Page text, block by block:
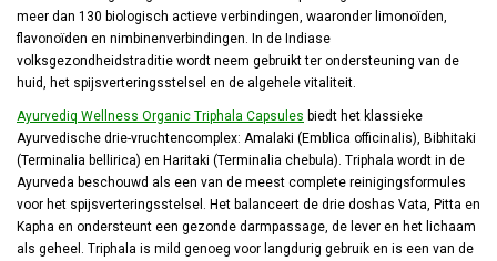
meer dan 130 biologisch actieve verbindingen, waaronder limonoïden,
flavonoïden en nimbinenverbindingen. In de Indiase
volksgezondheidstraditie wordt neem gebruikt ter ondersteuning van de
huid, het spijsverteringsstelsel en de algehele vitaliteit.
Ayurvediq Wellness Organic Triphala Capsules biedt het klassieke
Ayurvedische drie-vruchtencomplex: Amalaki (Emblica officinalis), Bibhitaki
(Terminalia bellirica) en Haritaki (Terminalia chebula). Triphala wordt in de
Ayurveda beschouwd als een van de meest complete reinigingsformules
voor het spijsverteringsstelsel. Het balanceert de drie doshas Vata, Pitta en
Kapha en ondersteunt een gezonde darmpassage, de lever en het lichaam
als geheel. Triphala is mild genoeg voor langdurig gebruik en is een van de